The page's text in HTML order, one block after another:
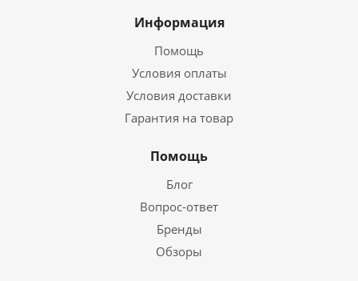
Информация
Помощь
Условия оплаты
Условия доставки
Гарантия на товар
Помощь
Блог
Вопрос-ответ
Бренды
Обзоры